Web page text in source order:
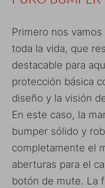
Primero nos
toda la vida, que
destacable para
protección básica
diseño y la visión
En este caso, la
bumper sólido y
completamente el
aberturas para el
botón de mute. La